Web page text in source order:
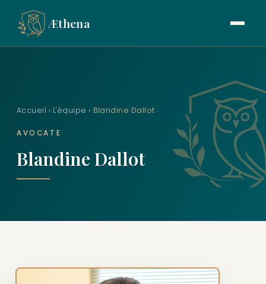
Æthena
Accueil › L'équipe › Blandine Dallot
AVOCATE
Blandine Dallot